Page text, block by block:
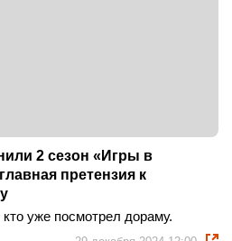
2 сезон «Игры в
претензия к
уже посмотрел дораму.